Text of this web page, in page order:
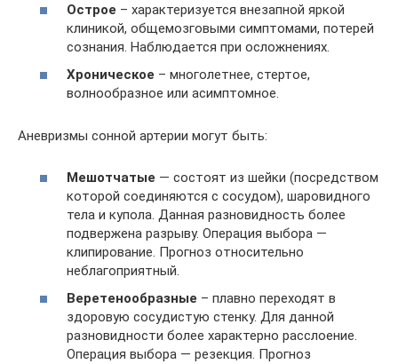
Острое – характеризуется внезапной яркой
клиникой, общемозговыми симптомами, потерей
сознания. Наблюдается при осложнениях.
Хроническое – многолетнее, стертое,
волнообразное или асимптомное.
Аневризмы сонной артерии могут быть:
Мешотчатые — состоят из шейки (посредством
которой соединяются с сосудом), шаровидного
тела и купола. Данная разновидность более
подвержена разрыву. Операция выбора —
клипирование. Прогноз относительно
неблагоприятный.
Веретенообразные – плавно переходят в
здоровую сосудистую стенку. Для данной
разновидности более характерно расслоение.
Операция выбора — резекция. Прогноз